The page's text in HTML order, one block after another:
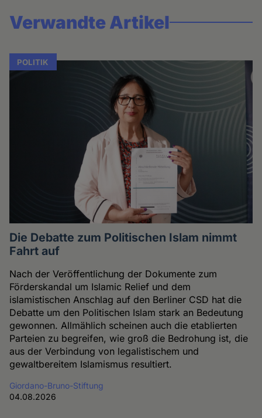
Verwandte Artikel
POLITIK
Die Debatte zum Politischen Islam nimmt
Fahrt auf
Nach der Veröffentlichung der Dokumente zum
Förderskandal um Islamic Relief und dem
islamistischen Anschlag auf den Berliner CSD hat die
Debatte um den Politischen Islam stark an Bedeutung
gewonnen. Allmählich scheinen auch die etablierten
Parteien zu begreifen, wie groß die Bedrohung ist, die
aus der Verbindung von legalistischem und
gewaltbereitem Islamismus resultiert.
Giordano-Bruno-Stiftung
04.08.2026